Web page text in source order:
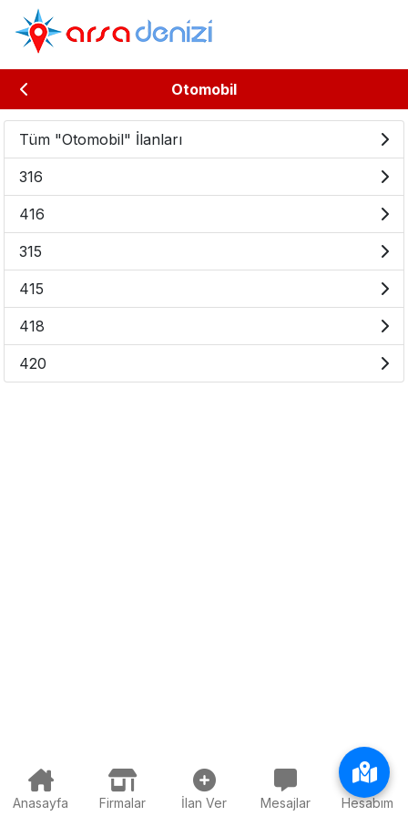
Otomobil
Tüm "Otomobil" İlanları
316
416
315
415
418
420
Anasayfa Firmalar İlan Ver Mesajlar Hesabım